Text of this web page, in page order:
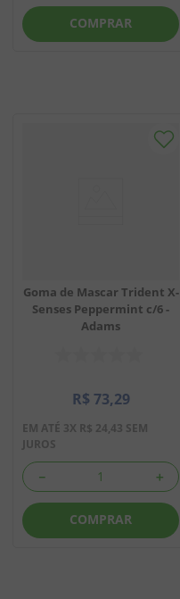
COMPRAR
Goma de Mascar Trident X-
Senses Peppermint c/6 -
Adams
R$ 73,29
EM ATÉ 3X R$ 24,43 SEM
JUROS
＋
－
COMPRAR